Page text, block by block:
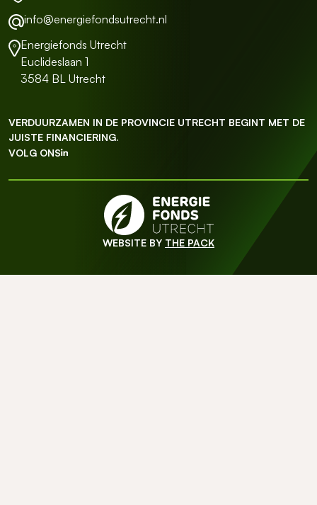
info@energiefondsutrecht.nl
Energiefonds Utrecht
Euclideslaan 1
3584 BL Utrecht
VERDUURZAMEN IN DE PROVINCIE UTRECHT BEGINT MET DE
JUISTE FINANCIERING.
VOLG ONS
WEBSITE BY THE PACK